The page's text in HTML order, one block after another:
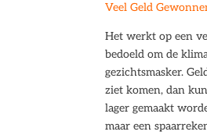
Veel Geld
Het werkt op een
bedoeld om de
gezichtsmasker.
ziet komen, dan
lager gemaakt
maar een